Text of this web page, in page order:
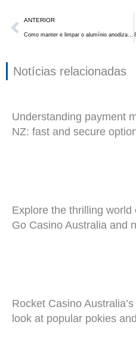
Anterior
ANTERIOR
Como manter e limpar o alumínio anodizado?
Notícias relacionadas
Understanding payment
NZ: fast and secure
Explore the thrilling
Go Casino Australia and
Rocket Casino
look at popular pokies